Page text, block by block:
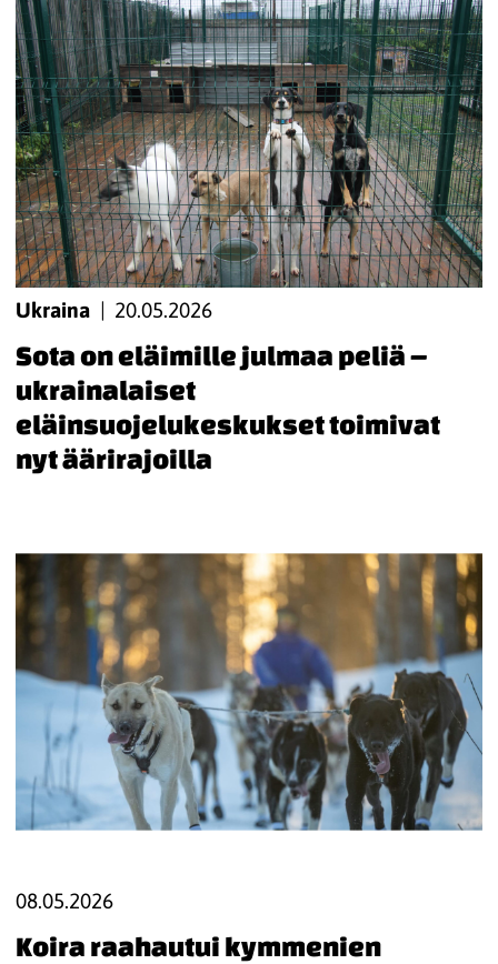
ukraina | 20.05.2026
Sota on eläimille julmaa peliä –
ukrainalaiset
eläinsuojelukeskukset toimivat
nyt äärirajoilla
08.05.2026
Koira raahautui kymmenien